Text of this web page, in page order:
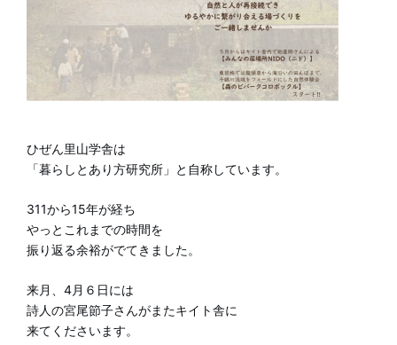
ひぜん里山学舎は
「暮らしとあり方研究所」と自称しています。
311から15年が経ち
やっとこれまでの時間を
振り返る余裕がでてきました。
来月、4月６日には
詩人の宮尾節子さんがまたキイト舎に
来てくださいます。